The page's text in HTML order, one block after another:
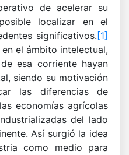
de acelerar su
localizar en el
significativos. [1]
el ámbito intelectual,
esa corriente hayan
siendo su motivación
las diferencias de
economías agrícolas
del lado
Así surgió la idea
como medio para